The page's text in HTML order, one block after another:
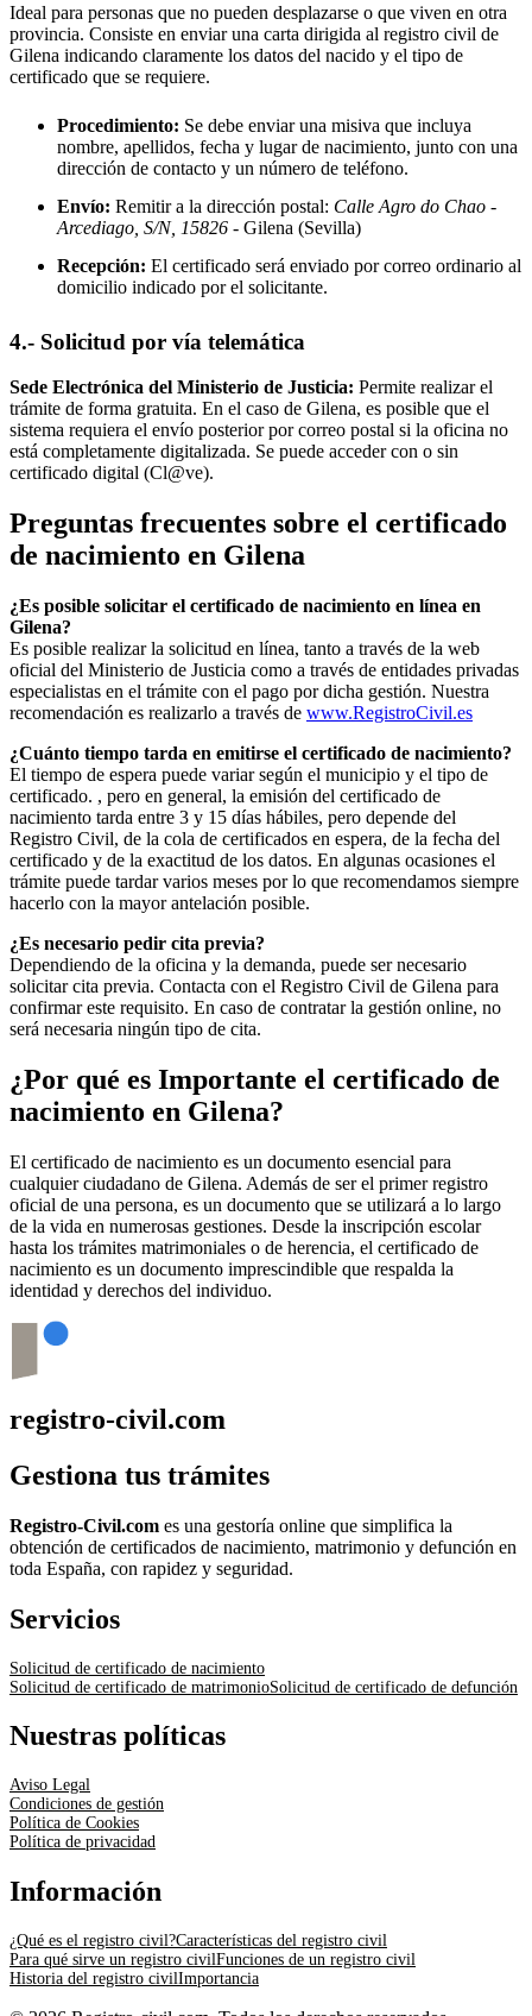
Ideal para personas que no pueden desplazarse o que viven en otra
provincia. Consiste en enviar una carta dirigida al registro civil de
Gilena indicando claramente los datos del nacido y el tipo de
certificado que se requiere.
Procedimiento: Se debe enviar una misiva que incluya
nombre, apellidos, fecha y lugar de nacimiento, junto con una
dirección de contacto y un número de teléfono.
Envío: Remitir a la dirección postal: Calle Agro do Chao -
Arcediago, S/N, 15826 - Gilena (Sevilla)
Recepción: El certificado será enviado por correo ordinario al
domicilio indicado por el solicitante.
4.- Solicitud por vía telemática
Sede Electrónica del Ministerio de Justicia: Permite realizar el
trámite de forma gratuita. En el caso de Gilena, es posible que el
sistema requiera el envío posterior por correo postal si la oficina no
está completamente digitalizada. Se puede acceder con o sin
certificado digital (Cl@ve).
Preguntas frecuentes sobre el certificado
de nacimiento en Gilena
¿Es posible solicitar el certificado de nacimiento en línea en
Gilena?
Es posible realizar la solicitud en línea, tanto a través de la web
oficial del Ministerio de Justicia como a través de entidades privadas
especialistas en el trámite con el pago por dicha gestión. Nuestra
recomendación es realizarlo a través de www.RegistroCivil.es
¿Cuánto tiempo tarda en emitirse el certificado de nacimiento?
El tiempo de espera puede variar según el municipio y el tipo de
certificado. , pero en general, la emisión del certificado de
nacimiento tarda entre 3 y 15 días hábiles, pero depende del
Registro Civil, de la cola de certificados en espera, de la fecha del
certificado y de la exactitud de los datos. En algunas ocasiones el
trámite puede tardar varios meses por lo que recomendamos siempre
hacerlo con la mayor antelación posible.
¿Es necesario pedir cita previa?
Dependiendo de la oficina y la demanda, puede ser necesario
solicitar cita previa. Contacta con el Registro Civil de Gilena para
confirmar este requisito. En caso de contratar la gestión online, no
será necesaria ningún tipo de cita.
¿Por qué es Importante el certificado de
nacimiento en Gilena?
El certificado de nacimiento es un documento esencial para
cualquier ciudadano de Gilena. Además de ser el primer registro
oficial de una persona, es un documento que se utilizará a lo largo
de la vida en numerosas gestiones. Desde la inscripción escolar
hasta los trámites matrimoniales o de herencia, el certificado de
nacimiento es un documento imprescindible que respalda la
identidad y derechos del individuo.
registro-civil.com
Gestiona tus trámites
Registro-Civil.com es una gestoría online que simplifica la
obtención de certificados de nacimiento, matrimonio y defunción en
toda España, con rapidez y seguridad.
Servicios
Solicitud de certificado de nacimiento
Solicitud de certificado de matrimonioSolicitud de certificado de defunción
Nuestras políticas
Aviso Legal
Condiciones de gestión
Política de Cookies
Política de privacidad
Información
¿Qué es el registro civil?Características del registro civil
Para qué sirve un registro civilFunciones de un registro civil
Historia del registro civilImportancia